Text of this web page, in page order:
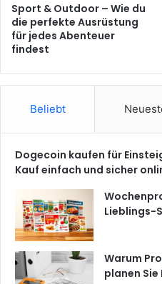
Sport & Outdoor – Wie du
die perfekte Ausrüstung
für jedes Abenteuer
findest
Beliebt
Dogecoin kaufen für
Kauf einfach und sicher
Lieblings-
Warum
planen